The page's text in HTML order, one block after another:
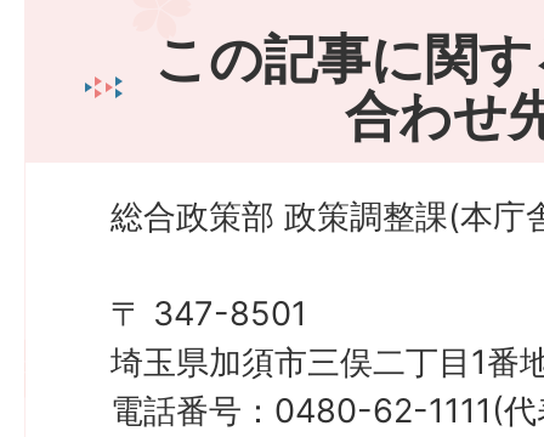
この記事に関
合わせ
総合政策部 政策調整課(本庁
〒 347-8501
埼玉県加須市三俣二丁目1番
電話番号：0480-62-1111(